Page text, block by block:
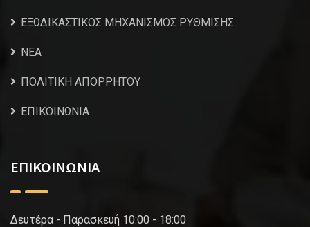
ΕΞΩΔΙΚΑΣΤΙΚΟΣ ΜΗΧΑΝΙΣΜΟΣ ΡΥΘΜΙΣΗΣ
NEA
ΠΟΛΙΤΙΚΗ ΑΠΟΡΡΗΤΟΥ
ΕΠΙΚΟΙΝΩΝΙΑ
ΕΠΙΚΟΙΝΩΝΙΑ
Δευτέρα - Παρασκευή 10:00 - 18:00